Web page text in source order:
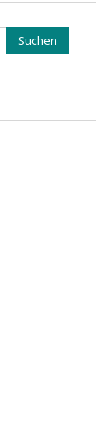
Suchen
nach:
Suchen